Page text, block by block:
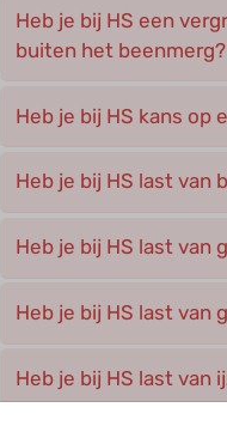
Heb je bij HS een
buiten het beenmerg?
Heb je bij HS kans op
Heb je bij HS last van
Heb je bij HS last van
Heb je bij HS last van
Heb je bij HS last van